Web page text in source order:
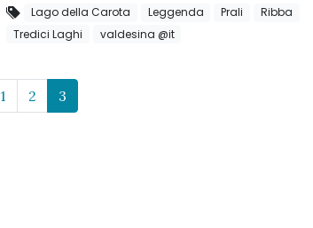
Lago della Carota Leggenda Prali
Ribba
Tredici Laghi
valdesina @it
Page
1 Page
2 Current Page
3